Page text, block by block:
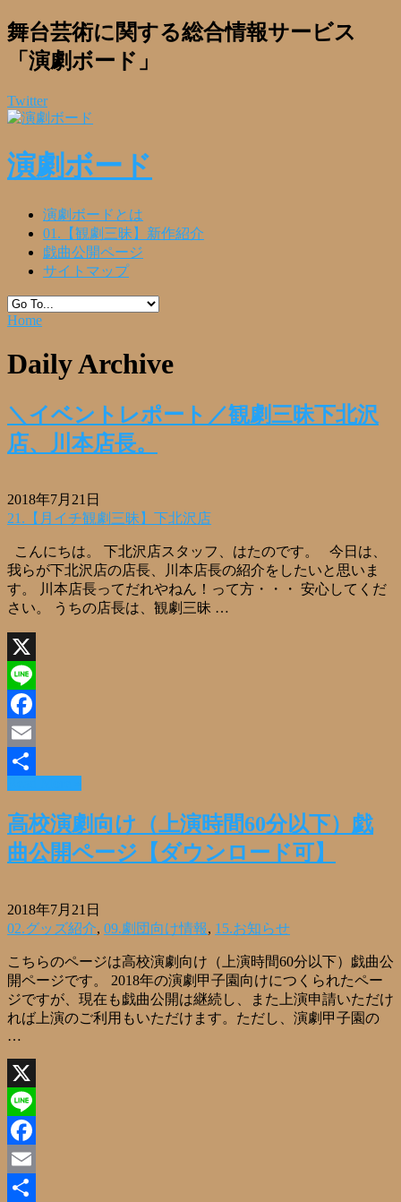
舞台芸術に関する総合情報サービス
「演劇ボード」
Twitter
演劇ボード
演劇ボードとは
01.【観劇三昧】新作紹介
戯曲公開ページ
サイトマップ
Home
Daily Archive
＼イベントレポート／観劇三昧下北沢
店、川本店長。
2018年7月21日
21.【月イチ観劇三昧】下北沢店
こんにちは。 下北沢店スタッフ、はたのです。 今日は、
我らが下北沢店の店長、川本店長の紹介をしたいと思いま
す。 川本店長ってだれやねん！って方・・・ 安心してくだ
さい。 うちの店長は、観劇三昧 …
X
Line
Facebook
Email
共
有
高校演劇向け（上演時間60分以下）戯
曲公開ページ【ダウンロード可】
2018年7月21日
02.グッズ紹介, 09.劇団向け情報, 15.お知らせ
こちらのページは高校演劇向け（上演時間60分以下）戯曲公
開ページです。 2018年の演劇甲子園向けにつくられたペー
ジですが、現在も戯曲公開は継続し、また上演申請いただけ
れば上演のご利用もいただけます。ただし、演劇甲子園の
…
X
Line
Facebook
Email